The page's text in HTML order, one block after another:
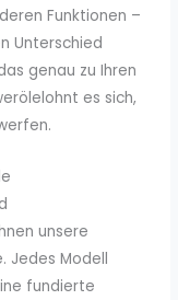
Funktionen –
Unterschied
genau zu Ihren
es sich,
unsere
Jedes Modell
fundierte